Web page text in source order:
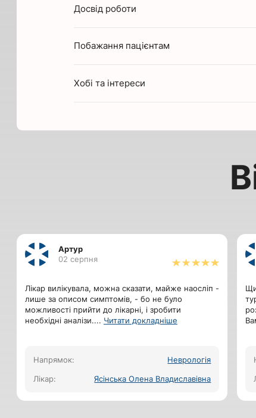
1989 - 1995: Луганський державний
Досвід роботи
1997- 2015: неврологічне відділення
2015 - 2021: поліклініка та денний
Побажання пацієнтам
Хобі та інтереси
Артур
02 серпня
Лікар вилікувала, можна сказати, майже наосліп -
лише за описом симптомів, - бо не було
можливості прийти до лікарні, і зробити
необхідні аналізи.... Читати докладніше
Напрямок:
Неврологія
Лікар:
Ясінська Олена Владиславівна